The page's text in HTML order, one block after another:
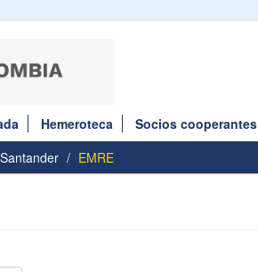
Hemeroteca
Socios cooperantes
EMRE